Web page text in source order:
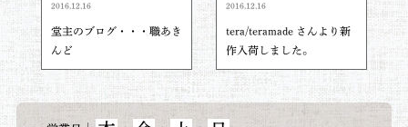
2016.12.16
堂主のブログ・・・職あき
んど
2016.12.16
tera/teramade さんより新
作入荷しました。